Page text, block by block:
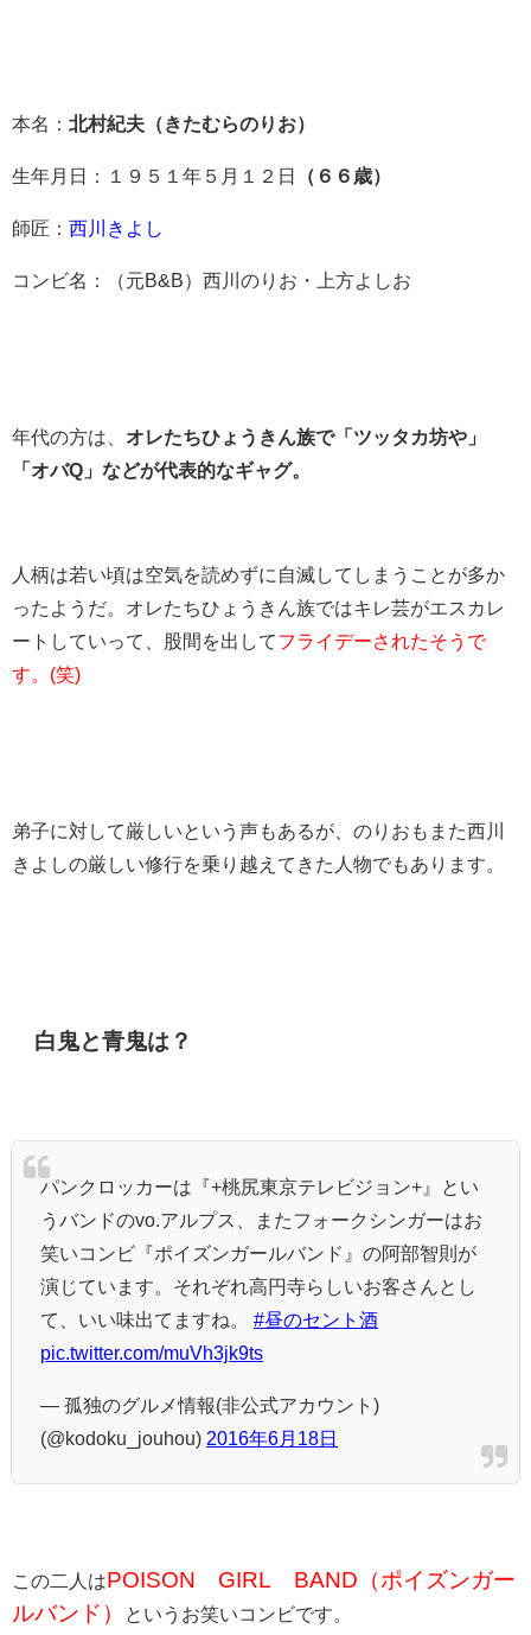
本名： 北村紀夫（きたむらのりお）
生年月日：１９５１年５月１２日 （６６歳）
師匠： 西川きよし
コンビ名：（元B&B）西川のりお・上方よしお
年代の方は、 オレたちひょうきん族で「ツッタカ坊や」
「オバQ」などが代表的なギャグ。
人柄は若い頃は空気を読めずに自滅してしまうことが多か
ったようだ。オレたちひょうきん族ではキレ芸がエスカレ
ートしていって、股間を出してフライデーされたそうで
す。(笑)
弟子に対して厳しいという声もあるが、のりおもまた西川
きよしの厳しい修行を乗り越えてきた人物でもあります。
白鬼と青鬼は？
パンクロッカーは『+桃尻東京テレビジョン+』とい
うバンドのvo.アルプス、またフォークシンガーはお
笑いコンビ『ポイズンガールバンド』の阿部智則が
演じています。それぞれ高円寺らしいお客さんとし
て、いい味出てますね。 #昼のセント酒
pic.twitter.com/muVh3jk9ts
— 孤独のグルメ情報(非公式アカウント)
(@kodoku_jouhou) 2016年6月18日
この二人はPOISON GIRL BAND（ポイズンガー
ルバンド）
というお笑いコンビです。